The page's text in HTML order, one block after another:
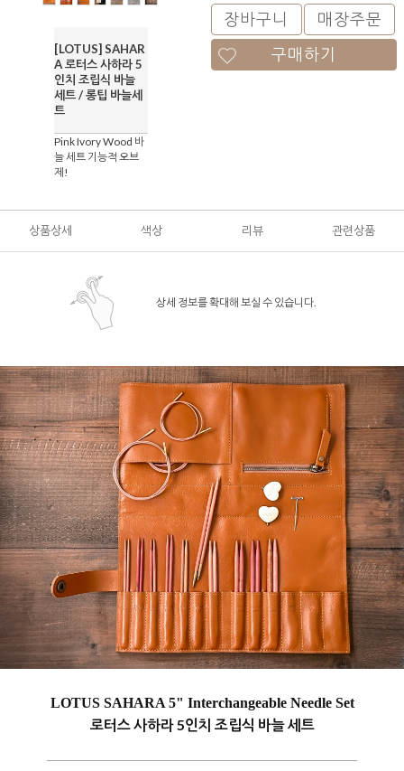
[LOTUS] SAHAR
A 로터스 사하라 5
인치 조립식 바늘
세트 / 롱팁 바늘세
트
Pink Ivory Wood 바
늘 세트 기능적 오브
제!
장바구니
매장주문
구매하기
상품상세 색상 리뷰 관련상품
상세 정보를 확대해 보실 수 있습니다.
LOTUS SAHARA 5" Interchangeable Needle Set
로터스 사하라 5인치 조립식 바늘 세트